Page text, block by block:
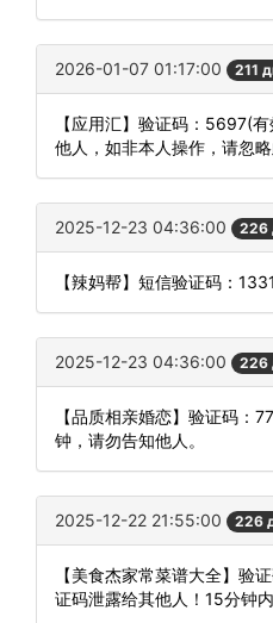
2026-01-07 01:17:00 211
【应用汇】验证码：5697(
他人，如非本人操作，请忽略
2025-12-23 04:36:00 226
【辣妈帮】短信验证码：
2025-12-23 04:36:00 226
【品质相亲婚恋】验证码：
钟，请勿告知他人。
2025-12-22 21:55:00 226
【美食杰家常菜谱大全】验
证码泄露给其他人！15分钟内